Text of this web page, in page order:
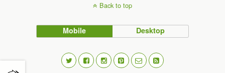
Back to top
Mobile Desktop